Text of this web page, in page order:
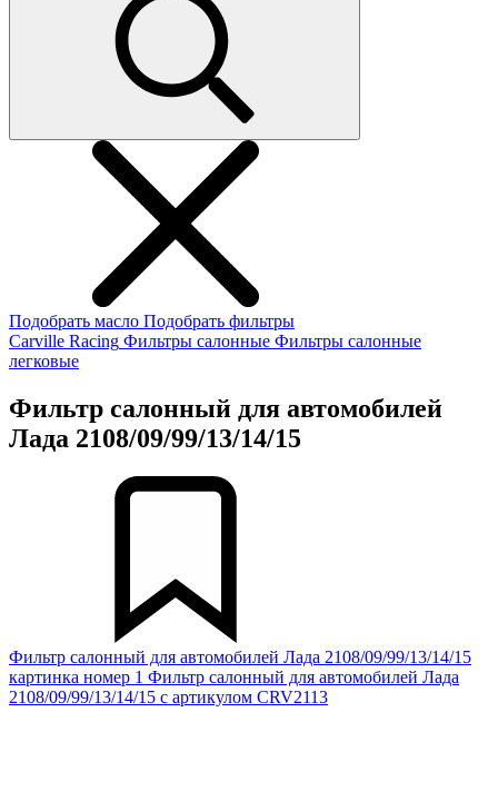
Подобрать масло Подобрать фильтры
Carville Racing Фильтры салонные Фильтры салонные
легковые
Фильтр салонный для автомобилей
Лада 2108/09/99/13/14/15
Фильтр салонный для автомобилей Лада 2108/09/99/13/14/15
картинка номер 1 Фильтр салонный для автомобилей Лада
2108/09/99/13/14/15 с артикулом CRV2113